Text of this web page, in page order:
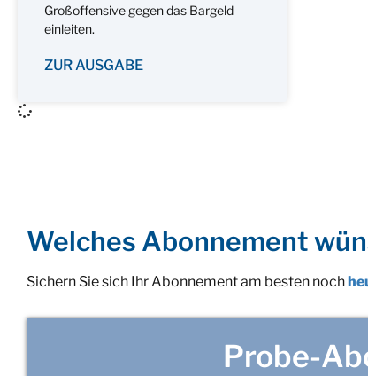
Großoffensive gegen das Bargeld
einleiten.
ZUR AUSGABE
Welches Abonnement
Sichern Sie sich Ihr Abonnement am besten noch
Probe-